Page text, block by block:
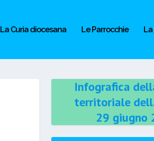
La Curia diocesana Le Parrocchie La
Infografica
territoriale
29 giugno